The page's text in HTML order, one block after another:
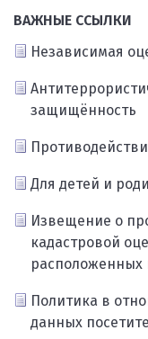
ВАЖНЫЕ ССЫЛКИ
Независимая
защищённость
Для детей и
Извещение о
кадастровой
расположенных
Политика в
данных